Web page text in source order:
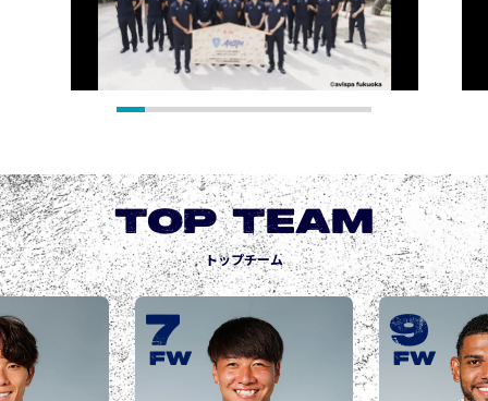
TOP TEAM
トップチーム
9
FW
城後 寿
JOGO Hisashi
10
FW